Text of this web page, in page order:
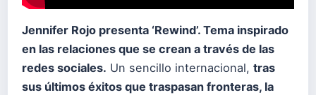
Jennifer Rojo presenta ‘Rewind’. Tema inspirado
en las relaciones que se crean a través de las
redes sociales. Un sencillo internacional, tras
sus últimos éxitos que traspasan fronteras, la